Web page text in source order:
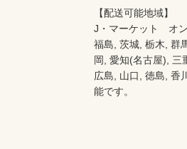
【配送可能地域】
J・マーケット　オ
福島, 茨城, 栃木, 群
岡, 愛知(名古屋), 三
広島, 山口, 徳島, 香
能です。